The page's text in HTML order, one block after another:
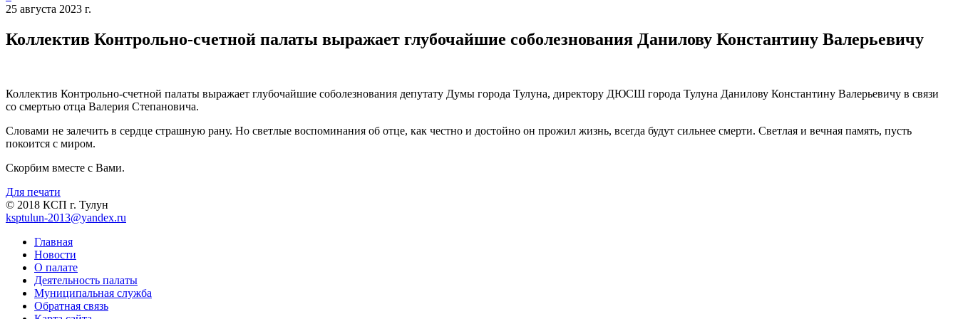
25 августа 2023 г.
Коллектив Контрольно-счетной палаты выражает глубочайшие соболезнования Данилову Константину Валерьевичу
Коллектив Контрольно-счетной палаты выражает глубочайшие соболезнования депутату Думы города Тулуна, директору ДЮСШ города Тулуна Данилову Константину Валерьевичу в связи
со смертью отца Валерия Степановича.
Словами не залечить в сердце страшную рану. Но светлые воспоминания об отце, как честно и достойно он прожил жизнь, всегда будут сильнее смерти. Светлая и вечная память, пусть
покоится с миром.
Скорбим вместе с Вами.
Для печати
© 2018 КСП г. Тулун
ksptulun-2013@yandex.ru
Главная
Новости
О палате
Деятельность палаты
Муниципальная служба
Обратная связь